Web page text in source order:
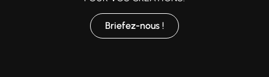
Briefez-nous !